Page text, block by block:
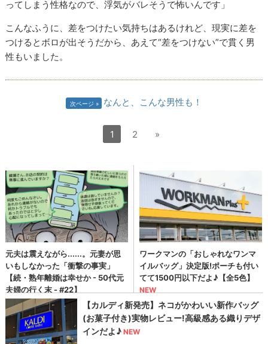
ってしまう性格なので、浮気がバレそうで怖いんです」
こんなふうに、差をつけたい気持ちはあるけれど、現実に差を
つけるとボロが出そうだから、あえて“差をつけない”で貫く男
性もいました。
次ページ なんと、こんな男性も！
1 2 »